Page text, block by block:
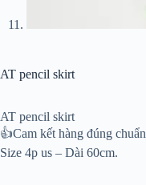
AT pencil skirt
AT pencil skirt
👍Cam kết hàng đúng chuẩn
Size 4p us – Dài 60cm.